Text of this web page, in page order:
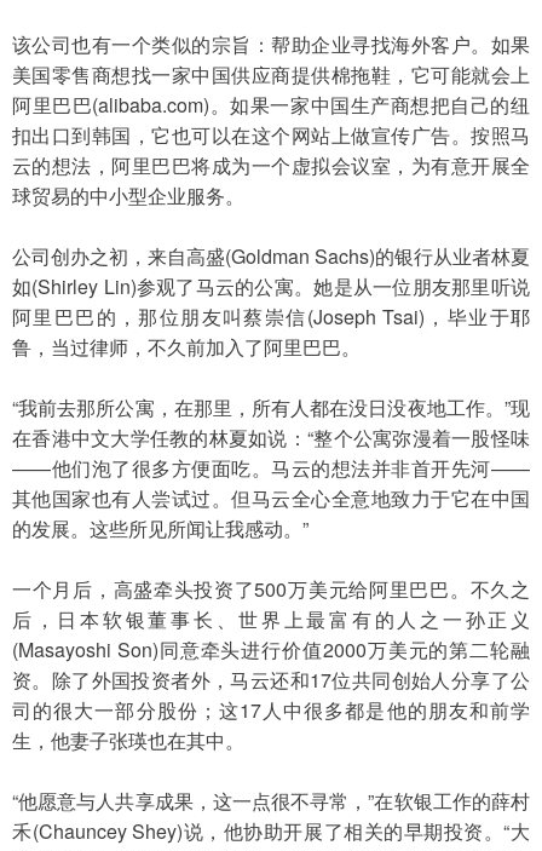
该公司也有一个类似的宗旨：帮助企业寻找海外客户。如果
美国零售商想找一家中国供应商提供棉拖鞋，它可能就会上
阿里巴巴(alibaba.com)。如果一家中国生产商想把自己的纽
扣出口到韩国，它也可以在这个网站上做宣传广告。按照马
云的想法，阿里巴巴将成为一个虚拟会议室，为有意开展全
球贸易的中小型企业服务。
公司创办之初，来自高盛(Goldman Sachs)的银行从业者林夏
如(Shirley Lin)参观了马云的公寓。她是从一位朋友那里听说
阿里巴巴的，那位朋友叫蔡崇信(Joseph Tsai)，毕业于耶
鲁，当过律师，不久前加入了阿里巴巴。
“我前去那所公寓，在那里，所有人都在没日没夜地工作。”现
在香港中文大学任教的林夏如说：“整个公寓弥漫着一股怪味
——他们泡了很多方便面吃。马云的想法并非首开先河——
其他国家也有人尝试过。但马云全心全意地致力于它在中国
的发展。这些所见所闻让我感动。”
一个月后，高盛牵头投资了500万美元给阿里巴巴。不久之
后，日本软银董事长、世界上最富有的人之一孙正义
(Masayoshi Son)同意牵头进行价值2000万美元的第二轮融
资。除了外国投资者外，马云还和17位共同创始人分享了公
司的很大一部分股份；这17人中很多都是他的朋友和前学
生，他妻子张瑛也在其中。
“他愿意与人共享成果，这一点很不寻常，”在软银工作的薛村
禾(Chauncey Shey)说，他协助开展了相关的早期投资。“大